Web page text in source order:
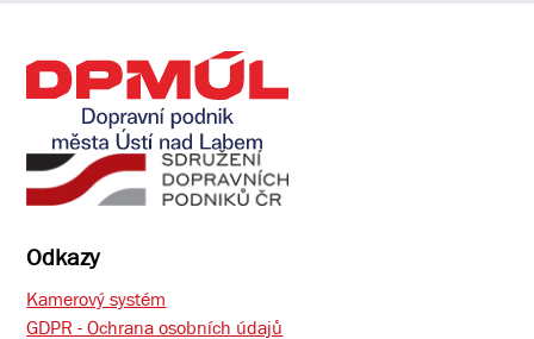
Odkazy
Kamerový systém
GDPR - Ochrana osobních údajů